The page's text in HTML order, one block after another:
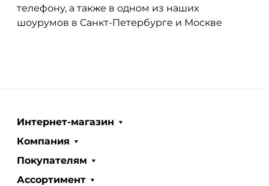
телефону, а также в одном из наших
шоурумов в Санкт-Петербурге и Москве
Интернет-магазин
Компания
Покупателям
Ассортимент